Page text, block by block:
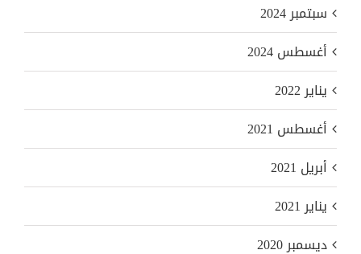
سبتمبر 2024
أغسطس 2024
يناير 2022
أغسطس 2021
أبريل 2021
يناير 2021
ديسمبر 2020